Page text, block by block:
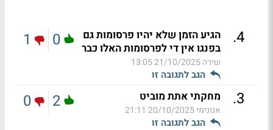
4
.
הגיע הזמן שלא יהיו פרסומות גם
בפנגו אין די לפרסומות האלו כבר
שירה21/10/2025 13:05
הגב לתגובה זו
0
1
3
. מחקתי אתת מוביט
אנונימי20/10/2025 21:11
הגב לתגובה זו
2
0